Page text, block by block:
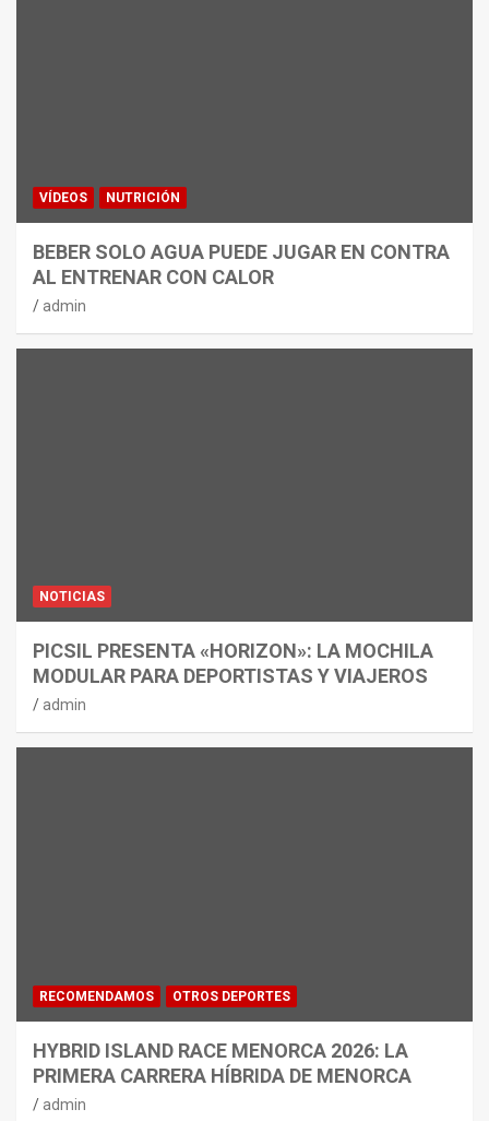
VÍDEOS NUTRICIÓN
BEBER SOLO AGUA PUEDE JUGAR EN CONTRA
AL ENTRENAR CON CALOR
admin
NOTICIAS
PICSIL PRESENTA «HORIZON»: LA MOCHILA
MODULAR PARA DEPORTISTAS Y VIAJEROS
admin
RECOMENDAMOS OTROS DEPORTES
HYBRID ISLAND RACE MENORCA 2026: LA
PRIMERA CARRERA HÍBRIDA DE MENORCA
admin